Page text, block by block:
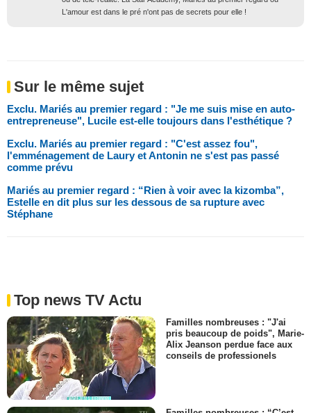
L'amour est dans le pré n'ont pas de secrets pour elle !
Sur le même sujet
Exclu. Mariés au premier regard : "Je me suis mise en auto-
entrepreneuse", Lucile est-elle toujours dans l'esthétique ?
Exclu. Mariés au premier regard : "C'est assez fou",
l'emménagement de Laury et Antonin ne s'est pas passé
comme prévu
Mariés au premier regard : “Rien à voir avec la kizomba”,
Estelle en dit plus sur les dessous de sa rupture avec
Stéphane
Top news TV Actu
Familles nombreuses : "J'ai
pris beaucoup de poids", Marie-
Alix Jeanson perdue face aux
conseils de professionels